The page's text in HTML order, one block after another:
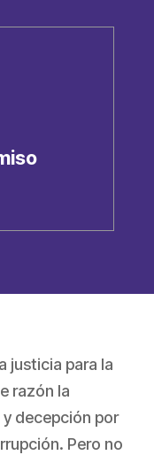
justicia para la
razón la
decepción por
Pero no